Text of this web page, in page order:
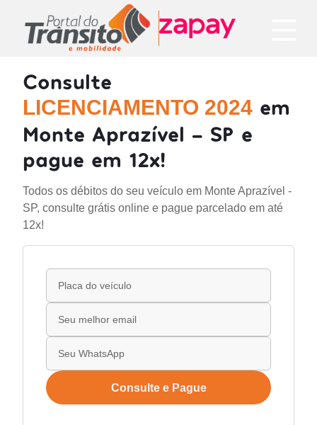
Consulte
LICENCIAMENTO 2024 em
Monte Aprazível - SP e
pague em 12x!
Todos os débitos do seu veículo em Monte Aprazível -
SP, consulte grátis online e pague parcelado em até
12x!
Consulte e Pague